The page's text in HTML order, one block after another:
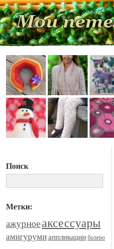
Поиск
Метки:
ажурноеаксессуары
амигурумиаппликацииболеро